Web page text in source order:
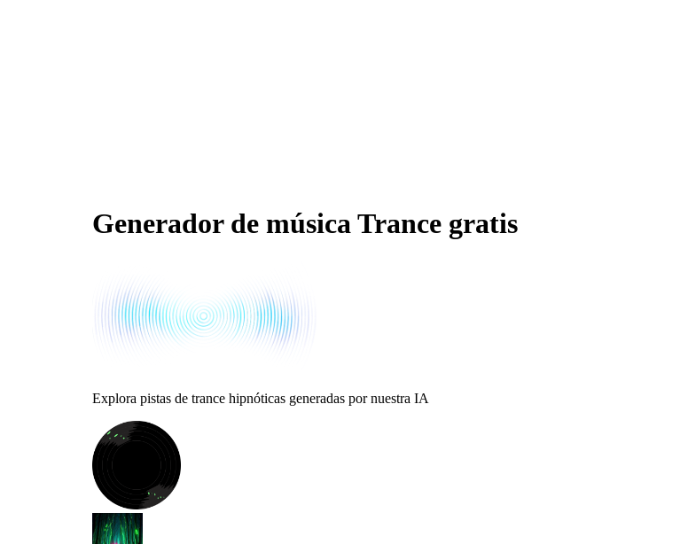
Generador de música Trance gratis
Explora pistas de trance hipnóticas generadas por nuestra IA